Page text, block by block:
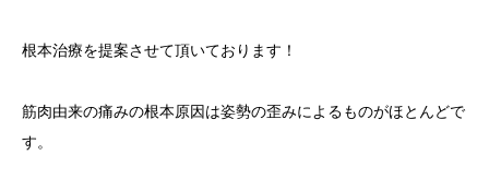
根本治療を提案させて頂いております！
筋肉由来の痛みの根本原因は姿勢の歪みによるものがほとんどで
す。